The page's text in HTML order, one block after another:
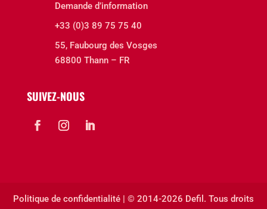
Demande d’information
+33 (0)3 89 75 75 40
55, Faubourg des Vosges
68800 Thann – FR
SUIVEZ-NOUS
Politique de confidentialité | © 2014-2026 Defil. Tous droits